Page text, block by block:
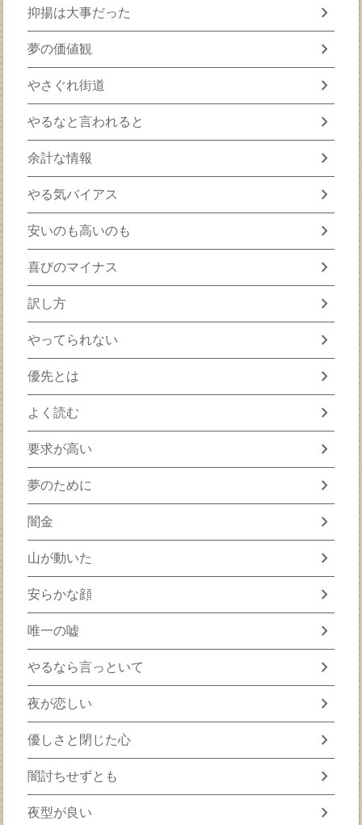
抑揚は大事だった chevron_right
夢の価値観 chevron_right
やさぐれ街道 chevron_right
やるなと言われると chevron_right
余計な情報 chevron_right
やる気バイアス chevron_right
安いのも高いのも chevron_right
喜びのマイナス chevron_right
訳し方 chevron_right
やってられない chevron_right
優先とは chevron_right
よく読む chevron_right
要求が高い chevron_right
夢のために chevron_right
闇金 chevron_right
山が動いた chevron_right
安らかな顔 chevron_right
唯一の嘘 chevron_right
やるなら言っといて chevron_right
夜が恋しい chevron_right
優しさと閉じた心 chevron_right
闇討ちせずとも chevron_right
夜型が良い chevron_right